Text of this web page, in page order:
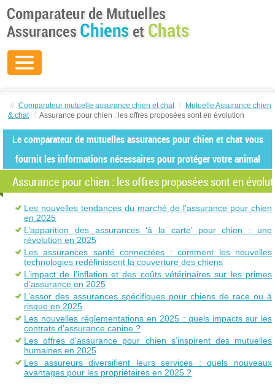
// Comparateur mutuelle assurance chien et chat /
Mutuelle Assurance chien
& chat / Assurance pour chien : les offres proposées sont en évolution
Le comparateur de mutuelles assurances pour chien et chat vous
fournit les informations nécessaires pour protéger votre animal
Assurance pour chien : les offres proposées sont en
Les nouvelles tendances du marché de l’assurance pour chien
en 2025
L’apparition des assurances ‘à la carte’ pour chien : une
révolution en 2025
Les assurances santé connectées : comment les nouvelles
technologies redéfinissent la couverture des chiens
L’impact de l’inflation et des coûts vétérinaires sur les primes
d’assurance en 2025
L’essor des assurances spécifiques pour chiens de race ou à
risque en 2025
Les nouvelles réglementations en 2025 : quels impacts sur les
contrats d’assurance canine ?
Les offres d’assurance pour chien s’inspirent des mutuelles
humaines en 2025
Les assureurs diversifient leurs services : quels nouveaux
avantages pour les propriétaires en 2025 ?